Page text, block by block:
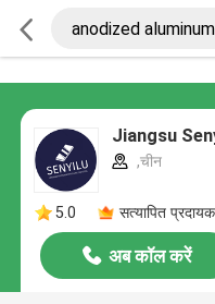
Jiangsu
,चीन
5.0 सत्यापित प्रदायक
अब कॉल करें